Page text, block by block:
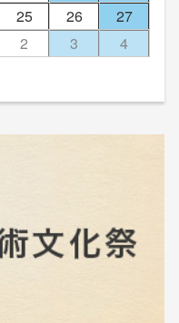
25 26
27
2 3 4